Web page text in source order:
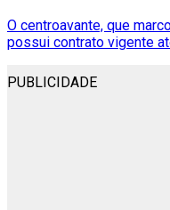
O centroavante, que
possui contrato vigente
PUBLICIDADE